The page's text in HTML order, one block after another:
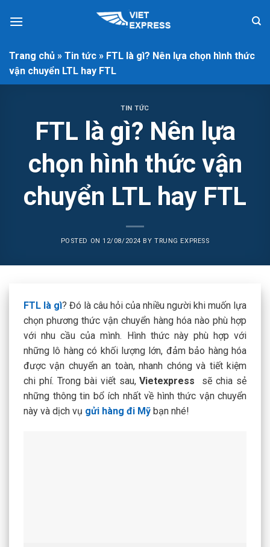
Trang chủ » Tin tức » FTL là gì? Nên lựa chọn hình thức
vận chuyển LTL hay FTL
TIN TỨC
FTL là gì? Nên lựa
chọn hình thức vận
chuyển LTL hay FTL
POSTED ON12/08/2024 BYTRUNG EXPRESS
FTL là gì? Đó là câu hỏi của nhiều người khi muốn lựa
chọn phương thức vận chuyển hàng hóa nào phù hợp
với nhu cầu của mình. Hình thức này phù hợp với
những lô hàng có khối lượng lớn, đảm bảo hàng hóa
được vận chuyển an toàn, nhanh chóng và tiết kiệm
chi phí. Trong bài viết sau,Vietexpress sẽ chia sẻ
những thông tin bổ ích nhất về hình thức vận chuyển
này và dịch vụ gửi hàng đi Mỹ bạn nhé!